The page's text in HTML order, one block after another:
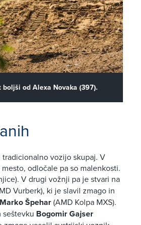
od Alexa Novaka (397).
vozijo skupaj. V
odločale pa so malenkosti.
V drugi vožnji pa je stvari na
Vurberk), ki je slavil zmago in
Marko Špehar(AMD Kolpa MXS).
Bogomir Gajser